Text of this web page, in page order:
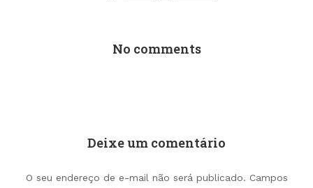
No comments
Deixe um comentário
O seu endereço de e-mail não será publicado. Campos